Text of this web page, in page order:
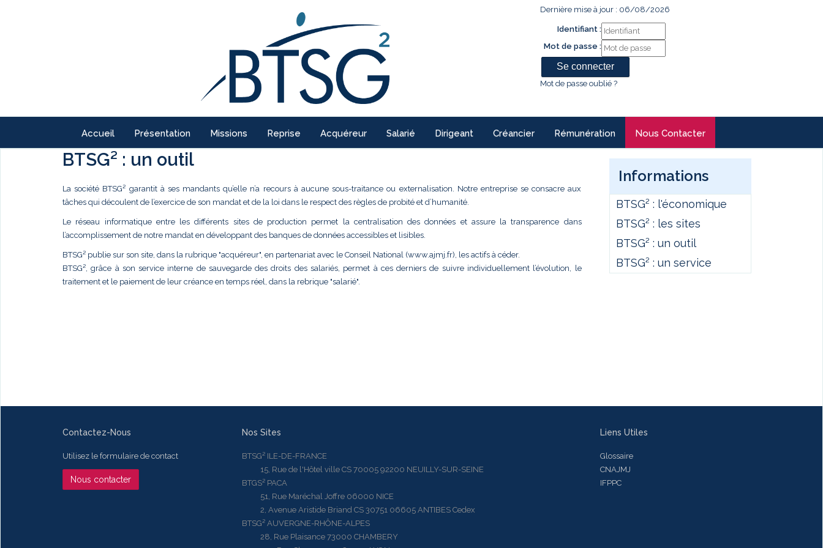
Dernière mise à jour : 06/08/2026
Identifiant :
Mot de passe :
Mot de passe oublié ?
Accueil Présentation Missions Reprise Acquéreur Salarié Dirigeant Créancier Rémunération Nous Contacter
BTSG² : un outil
La société BTSG² garantit à ses mandants qu’elle n’a recours à aucune sous-traitance ou externalisation. Notre entreprise se consacre aux
tâches qui découlent de l’exercice de son mandat et de la loi dans le respect des règles de probité et d’humanité.
Le réseau informatique entre les différents sites de production permet la centralisation des données et assure la transparence dans
l’accomplissement de notre mandat en développant des banques de données accessibles et lisibles.
BTSG² publie sur son site, dans la rubrique "acquéreur", en partenariat avec le Conseil National (www.ajmj.fr), les actifs à céder.
BTSG², grâce à son service interne de sauvegarde des droits des salariés, permet à ces derniers de suivre individuellement l’évolution, le
traitement et le paiement de leur créance en temps réel, dans la rebrique "salarié".
Informations
BTSG² : l'économique
BTSG² : les sites
BTSG² : un outil
BTSG² : un service
Contactez-Nous
Utilisez le formulaire de contact
Nous contacter
Nos Sites
BTSG² ILE-DE-FRANCE
15, Rue de l'Hôtel ville CS 70005 92200 NEUILLY-SUR-SEINE
BTGS² PACA
51, Rue Maréchal Joffre 06000 NICE
2, Avenue Aristide Briand CS 30751 06605 ANTIBES Cedex
BTSG² AUVERGNE-RHÔNE-ALPES
28, Rue Plaisance 73000 CHAMBERY
Liens Utiles
Glossaire
CNAJMJ
IFPPC